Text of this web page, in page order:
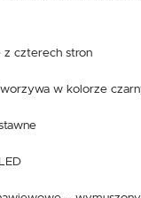
z czterech stron
w kolorze